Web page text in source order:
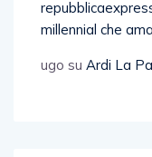
millennial che
ugo su Ardi La